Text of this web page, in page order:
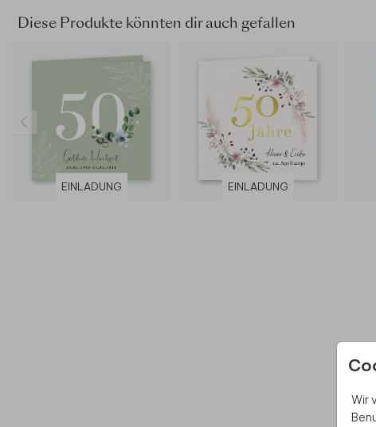
Wir
Diese Produkte könnten dir auch gefallen
EINLADUNG EINLADUNG